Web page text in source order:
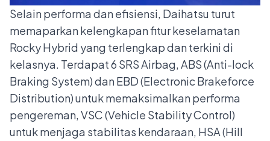
Selain performa dan efisiensi, Daihatsu turut
memaparkan kelengkapan fitur keselamatan
Rocky Hybrid yang terlengkap dan terkini di
kelasnya. Terdapat 6 SRS Airbag, ABS (Anti-lock
Braking System) dan EBD (Electronic Brakeforce
Distribution) untuk memaksimalkan performa
pengereman, VSC (Vehicle Stability Control)
untuk menjaga stabilitas kendaraan, HSA (Hill